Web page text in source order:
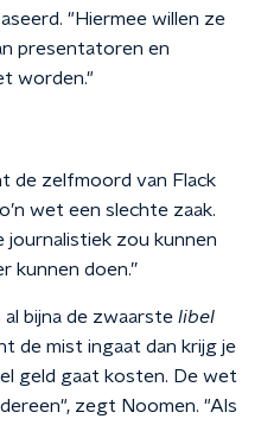
"Hiermee willen ze
presentatoren en
worden."
de zelfmoord van Flack
wet een slechte zaak.
zou kunnen
kunnen doen.”
bijna de zwaarste libel
de mist ingaat dan krijg je
geld gaat kosten. De wet
zegt Noomen. "Als